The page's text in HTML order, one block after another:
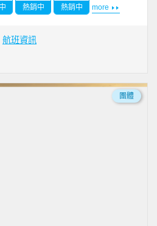
熱銷中
熱銷中
more
航班資訊
團體